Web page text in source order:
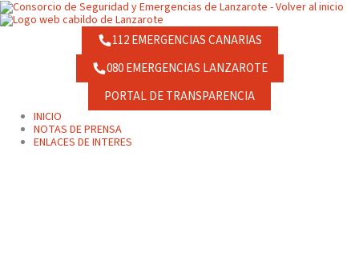
contenido
Ir
al
contenido
112 EMERGENCIAS CANARIAS
080 EMERGENCIAS LANZAROTE
PORTAL DE TRANSPARENCIA
INICIO
NOTAS DE PRENSA
ENLACES DE INTERES